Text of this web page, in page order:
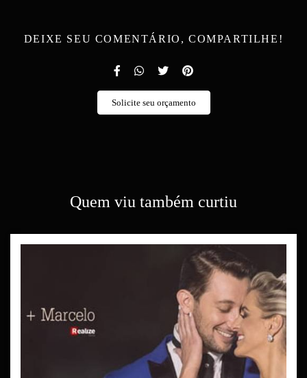
DEIXE SEU COMENTÁRIO, COMPARTILHE!
Solicite seu orçamento
Quem viu também curtiu